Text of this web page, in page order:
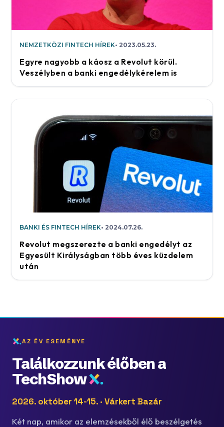
NEMZETKÖZI FINTECH HÍREK 2023.05.23.
Egyre nagyobb a káosz a Revolut körül.
Veszélyben a banki engedélykérelem is
BANKI ÉS FINTECH HÍREK 2024.07.26.
Revolut megszerezte a banki engedélyt az
Egyesült Királyságban több éves küzdelem
után
AZ ÉV ESEMÉNYE
Találkozzunk élőben a
TechShow
2026. október 14-15. · Várkert Bazár
Két nap, amikor az elemzésekből élő beszélgetés